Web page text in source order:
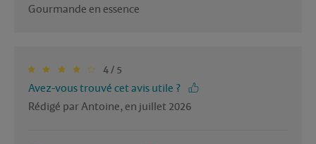
4 / 5
Avez-vous trouvé cet avis utile ?
Rédigé par Antoine, en juillet 2026